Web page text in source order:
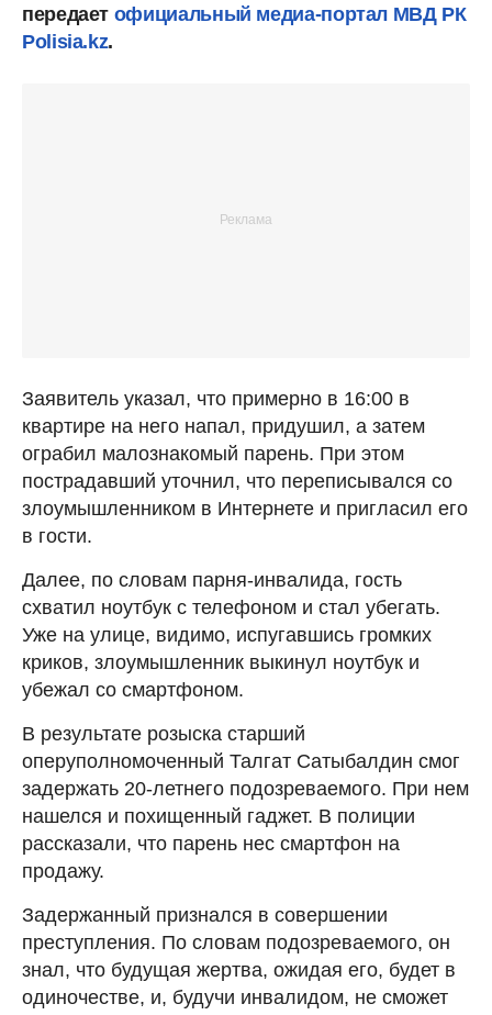
передает официальный медиа-портал МВД РК
Polisia.kz.
Заявитель указал, что примерно в 16:00 в
квартире на него напал, придушил, а затем
ограбил малознакомый парень. При этом
пострадавший уточнил, что переписывался со
злоумышленником в Интернете и пригласил его
в гости.
Далее, по словам парня-инвалида, гость
схватил ноутбук с телефоном и стал убегать.
Уже на улице, видимо, испугавшись громких
криков, злоумышленник выкинул ноутбук и
убежал со смартфоном.
В результате розыска старший
оперуполномоченный Талгат Сатыбалдин смог
задержать 20-летнего подозреваемого. При нем
нашелся и похищенный гаджет. В полиции
рассказали, что парень нес смартфон на
продажу.
Задержанный признался в совершении
преступления. По словам подозреваемого, он
знал, что будущая жертва, ожидая его, будет в
одиночестве, и, будучи инвалидом, не сможет